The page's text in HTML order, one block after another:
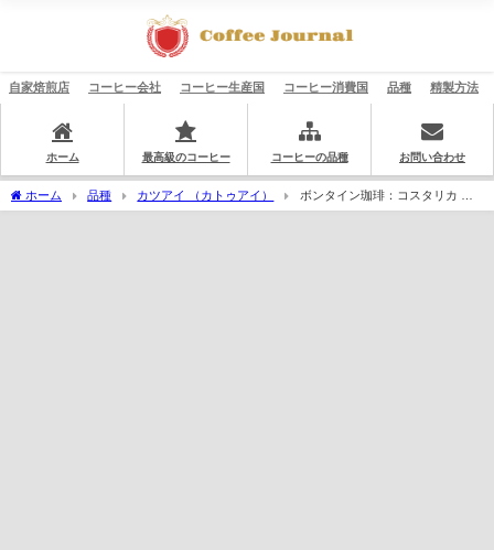
自家焙煎店 コーヒー会社 コーヒー生産国 コーヒー消費国 品種 精製方法
ホーム 最高級のコーヒー コーヒーの品種 お問い合わせ
ホーム 品種 カツアイ （カトゥアイ）
ボンタイン珈琲：コスタリカ グ
ラニートス ホワイトハニー ダークロースト